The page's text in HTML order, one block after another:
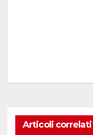
Articoli correlati